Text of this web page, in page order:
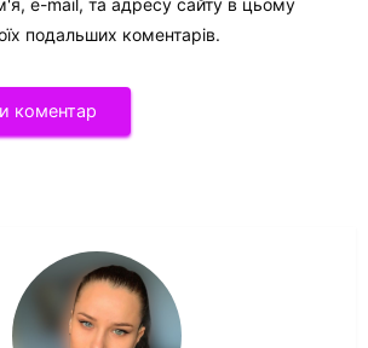
e-mail, та адресу сайту в цьому
подальших коментарів.